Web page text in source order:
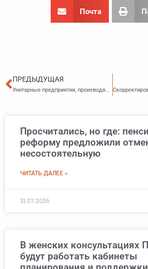
Почта
Пред
ПРЕДЫДУЩАЯ
Унитарные предприятия, производящие электроэнергию, получат субсидии из-за роста цен на топливо
Просчитались, но где:
реформу предложили
несостоятельную
ЧИТАТЬ ДАЛЕЕ »
31.07.2026
В женских консультациях
будут работать кабинеты